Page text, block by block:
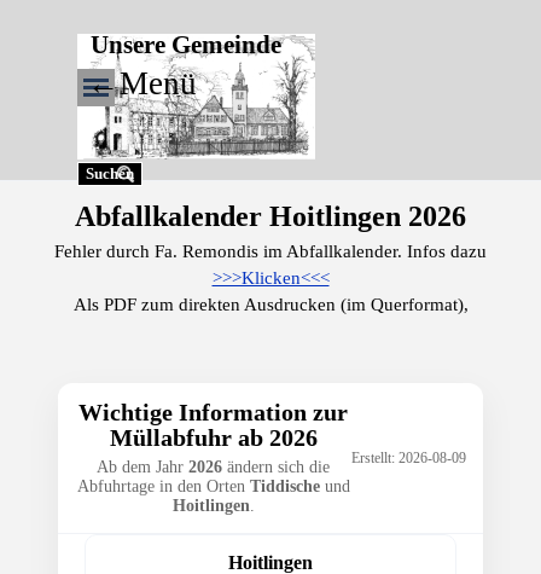
Unsere Gemeinde
Suchen
←Menü
Menü überspringen
Abfallkalender Hoitlingen 2026
Fehler durch Fa. Remondis im Abfallkalender. Infos dazu
>>>Klicken<<<
Als PDF zum direkten Ausdrucken (im Querformat),
Wichtige Information zur
Müllabfuhr ab 2026
Ab dem Jahr 2026 ändern sich die
Abfuhrtage in den Orten Tiddischeund
Hoitlingen.
Erstellt: 2026-08-09
Hoitlingen